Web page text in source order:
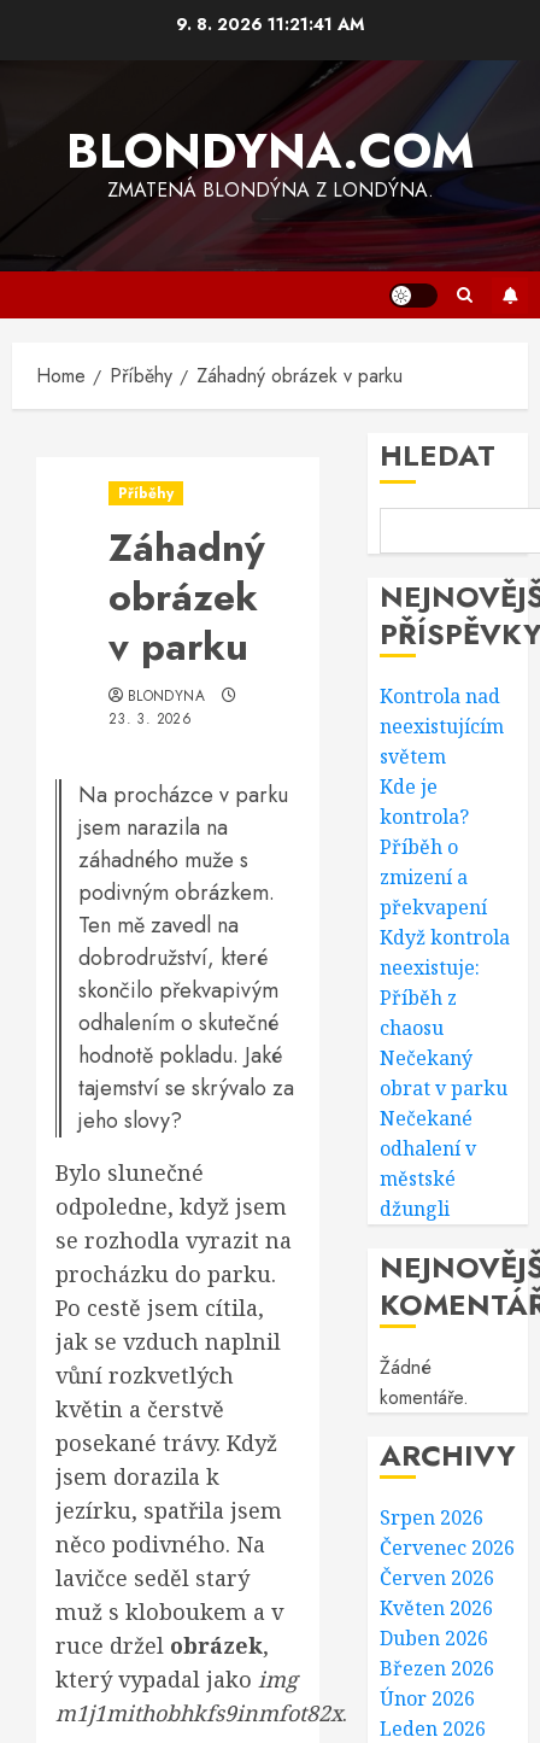
9. 8. 2026 11:21:42 AM
BLONDYNA.COM
ZMATENÁ BLONDÝNA Z LONDÝNA.
Home Příběhy Záhadný obrázek v parku
Příběhy
Záhadný
obrázek
v parku
BLONDYNA
23. 3. 2026
Na procházce v parku
jsem narazila na
záhadného muže s
podivným obrázkem.
Ten mě zavedl na
dobrodružství, které
skončilo překvapivým
odhalením o skutečné
hodnotě pokladu. Jaké
tajemství se skrývalo za
jeho slovy?
Bylo slunečné
odpoledne, když jsem
se rozhodla vyrazit na
procházku do parku.
Po cestě jsem cítila,
jak se vzduch naplnil
vůní rozkvetlých
květin a čerstvě
posekané trávy. Když
jsem dorazila k
jezírku, spatřila jsem
něco podivného. Na
lavičce seděl starý
muž s kloboukem a v
ruce držel obrázek,
který vypadal jako img
m1j1mithobhkfs9inmfot82x.
HLEDAT
Kontrola nad
neexistujícím
světem
Kde je
kontrola?
Příběh o
zmizení a
překvapení
Když kontrola
neexistuje:
Příběh z
chaosu
Nečekaný
obrat v parku
Nečekané
odhalení v
městské
džungli
Žádné
komentáře.
ARCHIVY
Srpen 2026
Červenec 2026
Červen 2026
Květen 2026
Duben 2026
Březen 2026
Únor 2026
Leden 2026